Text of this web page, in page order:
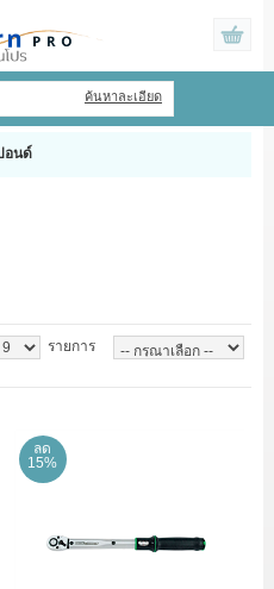
ค้นหาละเอียด
อนด์
รายการ
ลด
15%